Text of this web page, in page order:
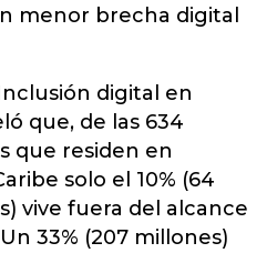
menor brecha digital
digital en
que, de las 634
que residen en
solo el 10% (64
vive fuera del alcance
33% (207 millones)